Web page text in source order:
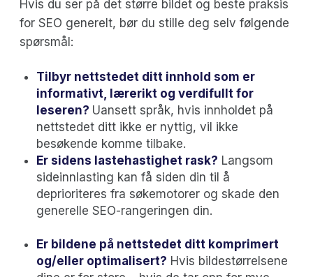
Hvis du ser på det større bildet og beste praksis
for SEO generelt, bør du stille deg selv følgende
spørsmål:
Tilbyr nettstedet ditt innhold som er
informativt, lærerikt og verdifullt for
leseren? Uansett språk, hvis innholdet på
nettstedet ditt ikke er nyttig, vil ikke
besøkende komme tilbake.
Er sidens lastehastighet rask? Langsom
sideinnlasting kan få siden din til å
deprioriteres fra søkemotorer og skade den
generelle SEO-rangeringen din.
Er bildene på nettstedet ditt komprimert
og/eller optimalisert? Hvis bildestørrelsene